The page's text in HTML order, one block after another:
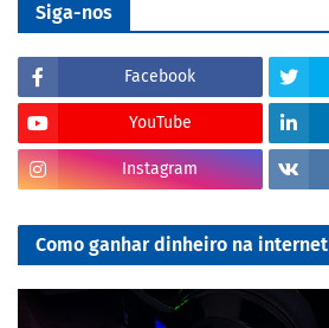
Siga-nos
Facebook
YouTube
Instagram
Como ganhar dinheiro na internet